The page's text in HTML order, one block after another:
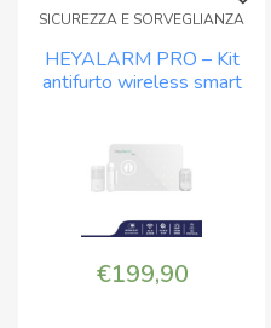
SICUREZZA E SORVEGLIANZA
HEYALARM PRO – Kit
antifurto wireless smart
€199,90